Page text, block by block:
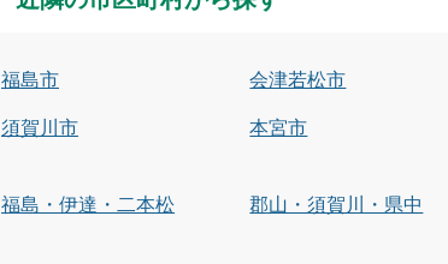
福島市 会津若松市
須賀川市 本宮市
福島・伊達・二本松 郡山・須賀川・県中